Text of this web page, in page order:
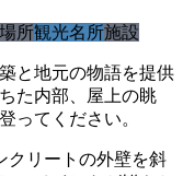
所観光名所施設
と地元の物語を提供
た内部、屋上の眺
ってください。
クリートの外壁を斜